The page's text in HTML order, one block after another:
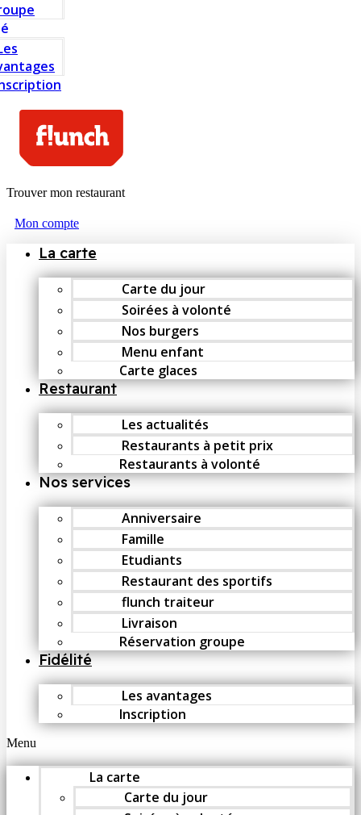
Trouver mon restaurant
Mon compte
La carte
Carte du jour
Soirées à volonté
Nos burgers
Menu enfant
Carte glaces
Restaurant
Les actualités
Restaurants à petit prix
Restaurants à volonté
Nos services
Anniversaire
Famille
Etudiants
Restaurant des sportifs
flunch traiteur
Livraison
Réservation groupe
Fidélité
Les avantages
Inscription
Menu
La carte
Carte du jour